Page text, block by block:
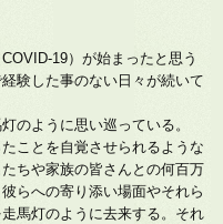
19）が始まったと思う
験した事のない日々が続いて
のように思い巡っている。
ことを自覚させられるような
ちや家族の皆さんとの何百万
らへの寄り添い場面やそれら
馬灯のように去来する。それ